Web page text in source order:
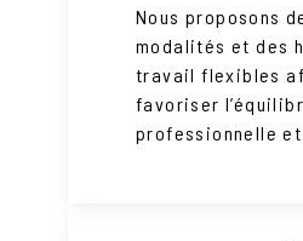
Nous proposons
modalités et des
travail flexibles
favoriser
professionnelle